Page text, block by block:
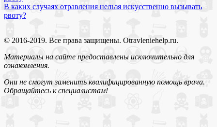
В каких случаях отравления нельзя искусственно вызывать
рвоту?
© 2016-2019. Все права защищены. Otravleniehelp.ru.
Материалы на сайте предоставлены исключительно для
ознакомления.
Они не смогут заменить квалифицированную помощь врача.
Обращайтесь к специалистам!